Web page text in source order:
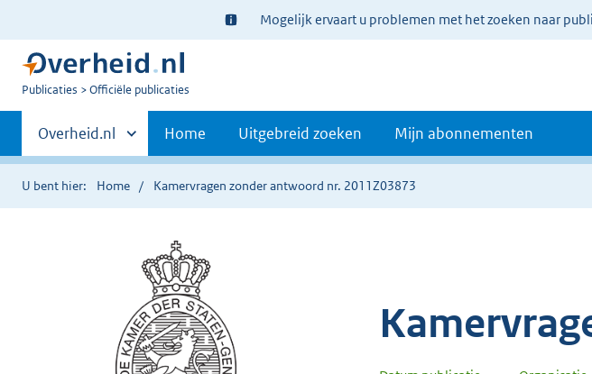
Ter
informatie:
Mogelijk ervaart u problemen met het zoeken naar
U
Publicaties Officiële publicaties
Primaire
navigatie
Andere
sites
binnen
Overheid.nl Home Uitgebreid zoeken Mijn abonnementen
U bent hier: Home Kamervragen zonder antwoord nr. 2011Z03873